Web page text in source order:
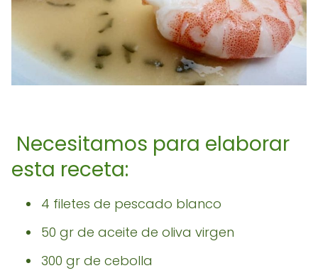
Necesitamos para elaborar
esta receta:
4 filetes de pescado blanco
50 gr de aceite de oliva virgen
300 gr de cebolla